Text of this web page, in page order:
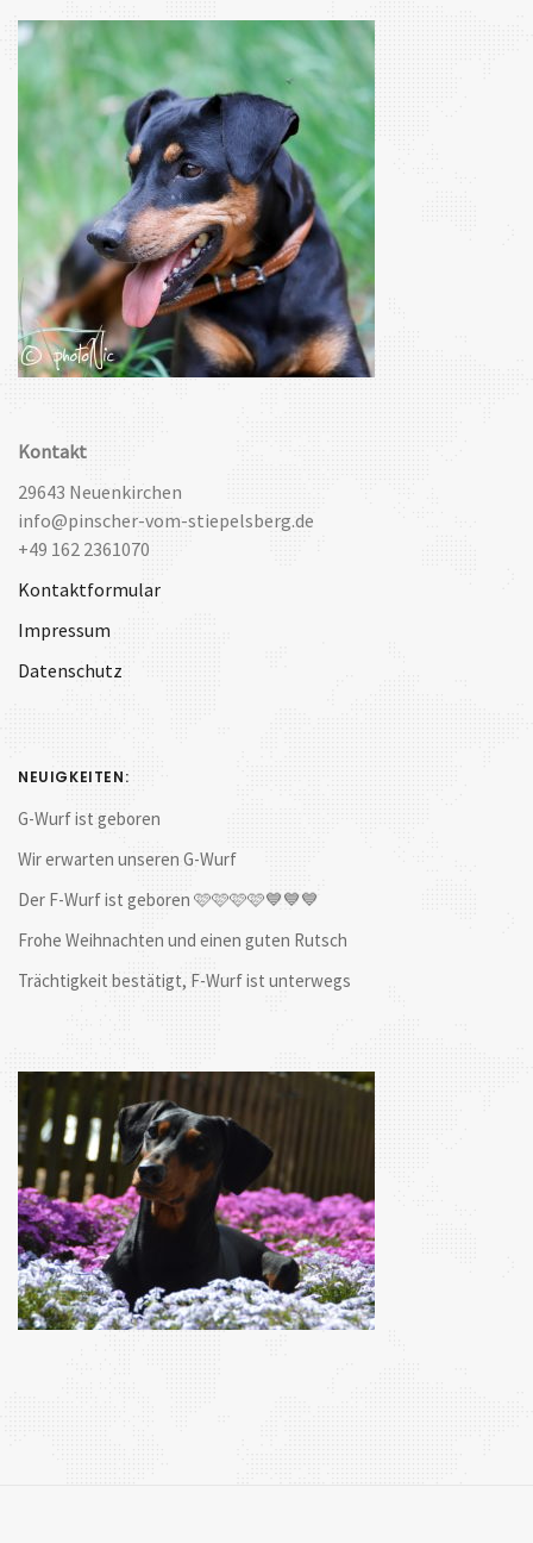
Kontakt
29643 Neuenkirchen
info@pinscher-vom-stiepelsberg.de
+49 162 2361070
Kontaktformular
Impressum
Datenschutz
NEUIGKEITEN:
G-Wurf ist geboren
Wir erwarten unseren G-Wurf
Der F-Wurf ist geboren 🩷🩷🩷🩷💙💙💙
Frohe Weihnachten und einen guten Rutsch
Trächtigkeit bestätigt, F-Wurf ist unterwegs